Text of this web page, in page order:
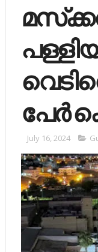
പേര്‍
July 16, 2024